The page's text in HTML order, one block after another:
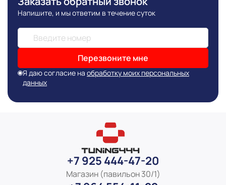
основывается на последних доступных к моменту
Напишите, и мы ответим в течение суток
Перезвоните мне
Я даю согласие на обработку моих персональных
данных
+7 925 444-47-20
Магазин (павильон 30/1)